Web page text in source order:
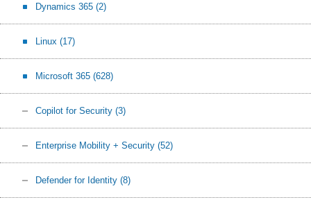
Dynamics 365 (2)
Linux (17)
Microsoft 365 (628)
Copilot for Security (3)
Enterprise Mobility + Security (52)
Defender for Identity (8)